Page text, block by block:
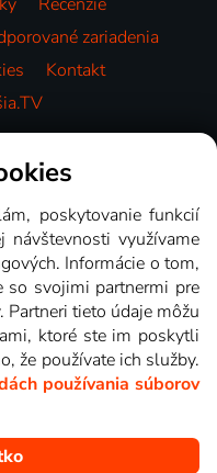
zariadenia
Kontakt
sú zobrazované obrázky
poskytovanie funkcií
návštevnosti využívame
Informácie o tom,
so svojimi partnermi pre
Partneri tieto údaje môžu
ktoré ste im poskytli
že používate ich služby.
používania súborov